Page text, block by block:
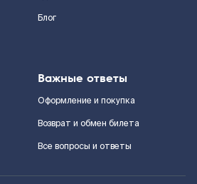
Блог
Важные ответы
Оформление и покупка
Возврат и обмен билета
Все вопросы и ответы